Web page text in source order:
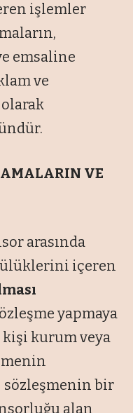
işlemler
emsaline
ve
VE
arasında
içeren
yapmaya
kurum veya
sözleşmenin bir
alan